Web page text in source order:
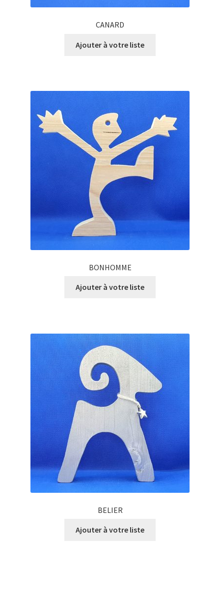
CANARD
Ajouter à votre liste
BONHOMME
Ajouter à votre liste
BELIER
Ajouter à votre liste